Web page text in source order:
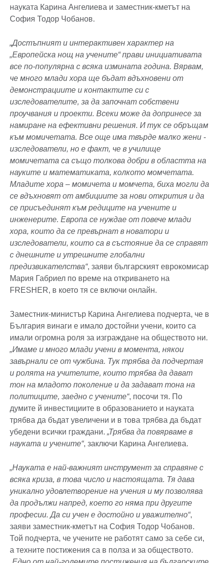
науката Карина Ангелиева и заместник-кметът на
София Тодор Чобанов.
„Достъпният и интерактивен характер на
„Европейска нощ на учените“ прави инициативата
все по-популярна с всяка измината година. Вярвам,
че много млади хора ще бъдат вдъхновени от
демонстрациите и контактите си с
изследователите, за да започнат собствени
проучвания и проекти. Всеки може да допринесе за
намиране на ефективни решения. И тук се обръщам
към момичетата. Все още има твърде малко жени -
изследователи, но е факт, че в училище
момичетата са също толкова добри в областта на
науките и математиката, колкото момчетата.
Младите хора – момичета и момчета, биха могли да
се вдъхновят от амбициите за нови открития и да
се присъединят към редиците на учените и
инженерите. Европа се нуждае от повече млади
хора, които да се превърнат в новатори и
изследователи, които са в състояние да се справят
с днешните и утрешните глобални
предизвикателства“, заяви българският еврокомисар
Мария Габриел по време на откриването на
FRESHER, в което тя се включи онлайн.
Заместник-министър Карина Ангелиева подчерта, че в
България винаги е имало достойни учени, които са
имали огромна роля за изграждане на обществото ни.
„Имаме и много млади учени в момента, някои
завърнали се от чужбина. Тук трябва да подчертая
и ролята на учителите, които трябва да дават
тон на младото поколение и да задават тона на
политиците, заедно с учените“, посочи тя. По
думите й инвестициите в образованието и науката
трябва да бъдат увеличени и в това трябва да бъдат
убедени всички граждани. „Трябва да повярваме в
науката и учените“, заключи Карина Ангелиева.
„Науката е най-важният инструмент за справяне с
всяка криза, в това число и настоящата. Тя дава
уникално удовлетворение на учения и му позволява
да продължи напред, което го няма при другите
професии. Да си учен е достойно и уважително“,
заяви заместник-кметът на София Тодор Чобанов.
Той подчерта, че учените не работят само за себе си,
а техните постижения са в полза и за обществото.